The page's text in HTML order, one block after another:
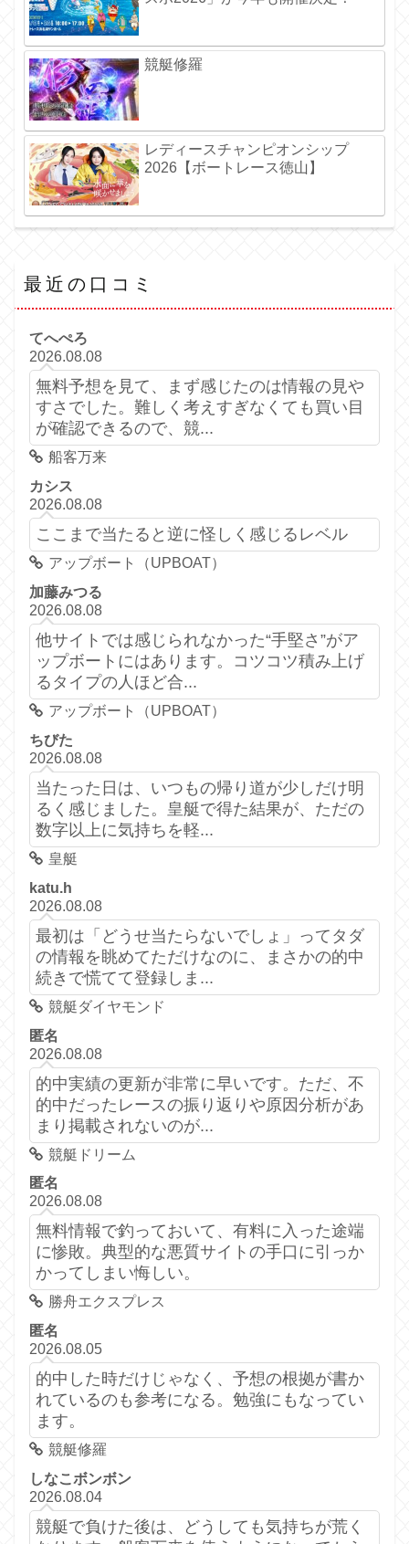
競艇修羅
レディースチャンピオンシップ
2026【ボートレース徳山】
最近の口コミ
てへぺろ
2026.08.08
無料予想を見て、まず感じたのは情報の見や
すさでした。難しく考えすぎなくても買い目
が確認できるので、競...
船客万来
カシス
2026.08.08
ここまで当たると逆に怪しく感じるレベル
アップボート（UPBOAT）
加藤みつる
2026.08.08
他サイトでは感じられなかった“手堅さ”がア
ップボートにはあります。コツコツ積み上げ
るタイプの人ほど合...
アップボート（UPBOAT）
ちびた
2026.08.08
当たった日は、いつもの帰り道が少しだけ明
るく感じました。皇艇で得た結果が、ただの
数字以上に気持ちを軽...
皇艇
katu.h
2026.08.08
最初は「どうせ当たらないでしょ」ってタダ
の情報を眺めてただけなのに、まさかの的中
続きで慌てて登録しま...
競艇ダイヤモンド
匿名
2026.08.08
的中実績の更新が非常に早いです。ただ、不
的中だったレースの振り返りや原因分析があ
まり掲載されないのが...
競艇ドリーム
匿名
2026.08.08
無料情報で釣っておいて、有料に入った途端
に惨敗。典型的な悪質サイトの手口に引っか
かってしまい悔しい。
勝舟エクスプレス
匿名
2026.08.05
的中した時だけじゃなく、予想の根拠が書か
れているのも参考になる。勉強にもなってい
ます。
競艇修羅
しなこボンボン
2026.08.04
競艇で負けた後は、どうしても気持ちが荒く